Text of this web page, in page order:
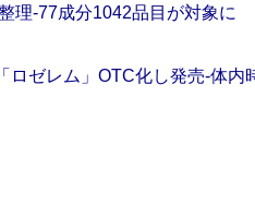
理‐77成分1042品目が対象に
ロゼレム」OTC化し発売‐体